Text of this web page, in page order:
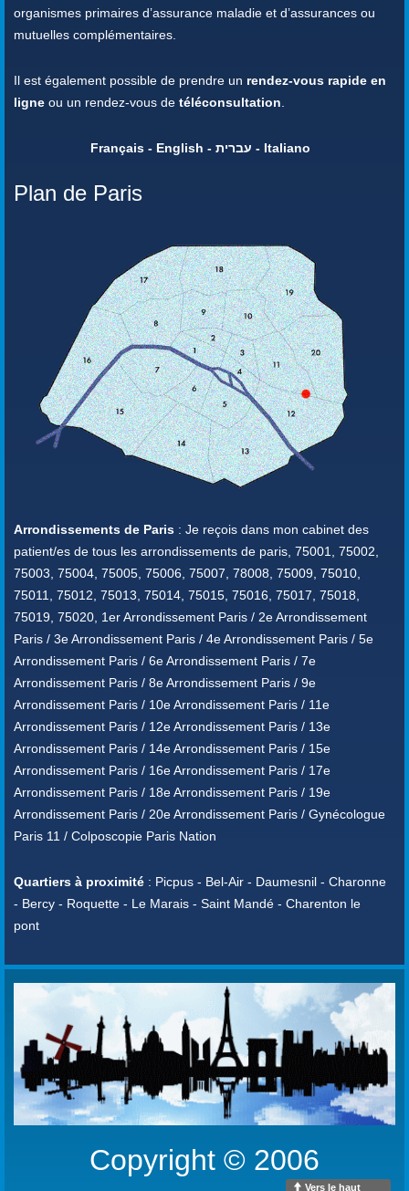
Vers le haut
organismes primaires d’assurance maladie et d’assurances ou
mutuelles complémentaires.
Il est également possible de prendre un rendez-vous rapide en
ligne ou un rendez-vous de téléconsultation.
Français - English - עברית - Italiano
Plan de Paris
Arrondissements de Paris : Je reçois dans mon cabinet des
patient/es de tous les arrondissements de paris, 75001, 75002,
75003, 75004, 75005, 75006, 75007, 78008, 75009, 75010,
75011, 75012, 75013, 75014, 75015, 75016, 75017, 75018,
75019, 75020, 1er Arrondissement Paris / 2e Arrondissement
Paris / 3e Arrondissement Paris / 4e Arrondissement Paris / 5e
Arrondissement Paris / 6e Arrondissement Paris / 7e
Arrondissement Paris / 8e Arrondissement Paris / 9e
Arrondissement Paris / 10e Arrondissement Paris / 11e
Arrondissement Paris / 12e Arrondissement Paris / 13e
Arrondissement Paris / 14e Arrondissement Paris / 15e
Arrondissement Paris / 16e Arrondissement Paris / 17e
Arrondissement Paris / 18e Arrondissement Paris / 19e
Arrondissement Paris / 20e Arrondissement Paris / Gynécologue
Paris 11 / Colposcopie Paris Nation
Quartiers à proximité : Picpus - Bel-Air - Daumesnil - Charonne
- Bercy - Roquette - Le Marais - Saint Mandé - Charenton le
pont
Copyright © 2006